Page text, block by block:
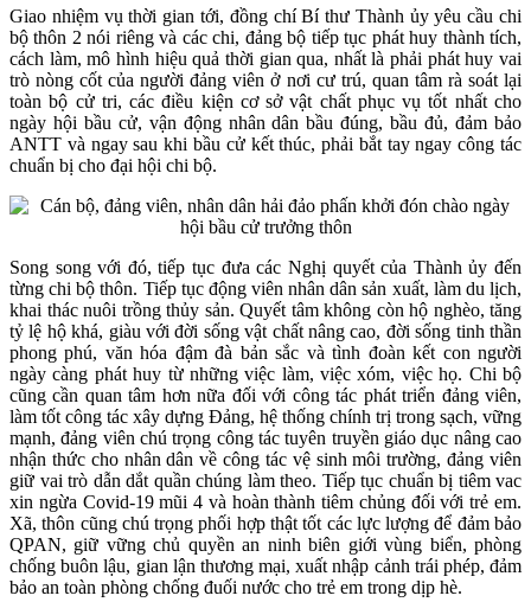
Giao nhiệm vụ thời gian tới, đồng chí Bí thư Thành ủy yêu cầu chi
bộ thôn 2 nói riêng và các chi, đảng bộ tiếp tục phát huy thành tích,
cách làm, mô hình hiệu quả thời gian qua, nhất là phải phát huy vai
trò nòng cốt của người đảng viên ở nơi cư trú, quan tâm rà soát lại
toàn bộ cử tri, các điều kiện cơ sở vật chất phục vụ tốt nhất cho
ngày hội bầu cử, vận động nhân dân bầu đúng, bầu đủ, đảm bảo
ANTT và ngay sau khi bầu cử kết thúc, phải bắt tay ngay công tác
chuẩn bị cho đại hội chi bộ.
Song song với đó, tiếp tục đưa các Nghị quyết của Thành ủy đến
từng chi bộ thôn. Tiếp tục động viên nhân dân sản xuất, làm du lịch,
khai thác nuôi trồng thủy sản. Quyết tâm không còn hộ nghèo, tăng
tỷ lệ hộ khá, giàu với đời sống vật chất nâng cao, đời sống tinh thần
phong phú, văn hóa đậm đà bản sắc và tình đoàn kết con người
ngày càng phát huy từ những việc làm, việc xóm, việc họ. Chi bộ
cũng cần quan tâm hơn nữa đối với công tác phát triển đảng viên,
làm tốt công tác xây dựng Đảng, hệ thống chính trị trong sạch, vững
mạnh, đảng viên chú trọng công tác tuyên truyền giáo dục nâng cao
nhận thức cho nhân dân về công tác vệ sinh môi trường, đảng viên
giữ vai trò dẫn dắt quần chúng làm theo. Tiếp tục chuẩn bị tiêm vac
xin ngừa Covid-19 mũi 4 và hoàn thành tiêm chủng đối với trẻ em.
Xã, thôn cũng chú trọng phối hợp thật tốt các lực lượng để đảm bảo
QPAN, giữ vững chủ quyền an ninh biên giới vùng biển, phòng
chống buôn lậu, gian lận thương mại, xuất nhập cảnh trái phép, đảm
bảo an toàn phòng chống đuối nước cho trẻ em trong dịp hè.